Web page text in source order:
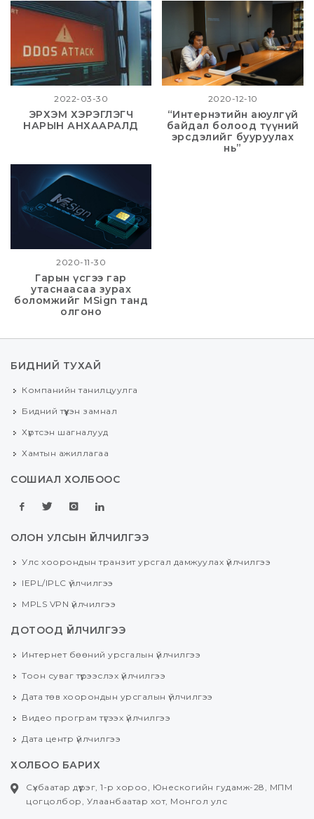
ЭРХЭМ ХЭРЭГЛЭГЧ
НАРЫН АНХААРАЛД
2022-03-30
“Интернэтийн аюулгүй
байдал болоод түүний
эрсдэлийг бууруулах
нь”
2020-12-10
Гарын үсгээ гар
утаснаасаа зурах
боломжийг MSign танд
олгоно
2020-11-30
БИДНИЙ ТУХАЙ
Компанийн танилцуулга
Бидний түүхэн замнал
Хүртсэн шагналууд
Хамтын ажиллагаа
СОШИАЛ ХОЛБООС
ОЛОН УЛСЫН ҮЙЛЧИЛГЭЭ
Улс хоорондын транзит урсгал дамжуулах үйлчилгээ
IEPL/IPLC үйлчилгээ
MPLS VPN үйлчилгээ
ДОТООД ҮЙЛЧИЛГЭЭ
Интернет бөөний урсгалын үйлчилгээ
Тоон суваг түрээслэх үйлчилгээ
Дата төв хоорондын урсгалын үйлчилгээ
Видео програм түгээх үйлчилгээ
Дата центр үйлчилгээ
ХОЛБОО БАРИХ
Сүхбаатар дүүрэг, 1-р хороо, Юнескогийн гудамж-28, МПМ
цогцолбор, Улаанбаатар хот, Монгол улс